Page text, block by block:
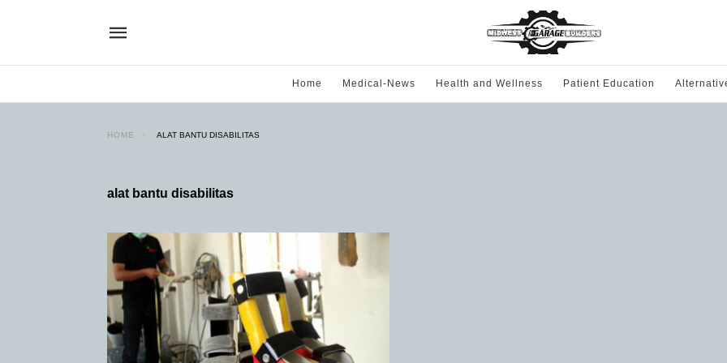
Home Medical-News Health and Wellness Patient Education
HOME ALAT BANTU DISABILITAS
alat bantu disabilitas